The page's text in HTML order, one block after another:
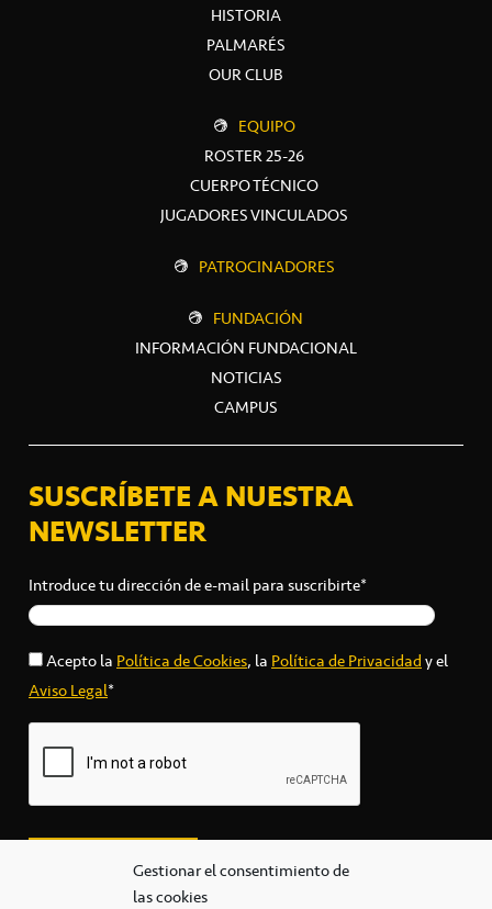
Gestionar el consentimiento de
las cookies
HISTORIA
PALMARÉS
OUR CLUB
EQUIPO
ROSTER 25-26
CUERPO TÉCNICO
JUGADORES VINCULADOS
PATROCINADORES
FUNDACIÓN
INFORMACIÓN FUNDACIONAL
NOTICIAS
CAMPUS
SUSCRÍBETE A NUESTRA
NEWSLETTER
Introduce tu dirección de e-mail para suscribirte*
Acepto la Política de Cookies, la Política de Privacidady el
Aviso Legal*